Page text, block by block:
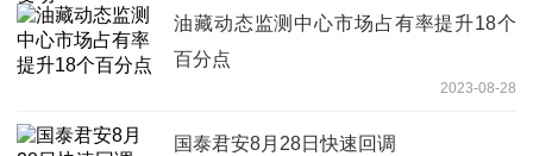
油藏动态监测中心市场占有率提升18个
百分点
2023-08-28
国泰君安8月28日快速回调